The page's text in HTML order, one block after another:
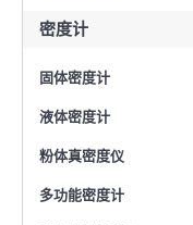
密度计
固体密度计
液体密度计
粉体真密度仪
多功能密度计